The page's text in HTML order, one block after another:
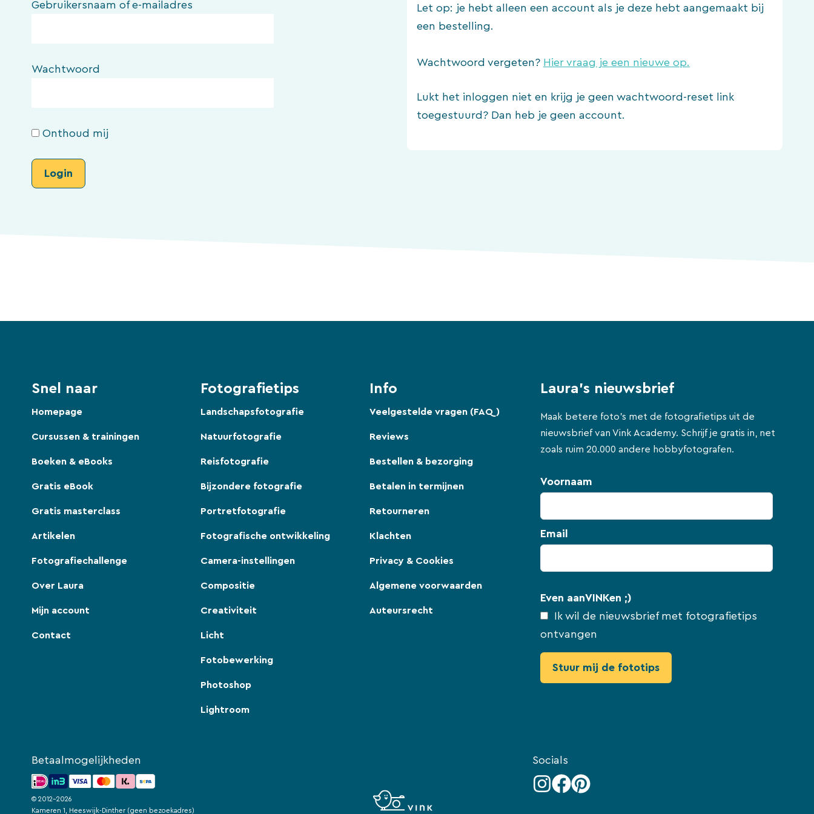
Gebruikersnaam of e-mailadres
Wachtwoord
Onthoud mij
Let op: je hebt alleen een account als je deze hebt aangemaakt bij
een bestelling.
Wachtwoord vergeten? Hier vraag je een nieuwe op.
Lukt het inloggen niet en krijg je geen wachtwoord-reset link
toegestuurd? Dan heb je geen account.
Snel naar
Homepage
Cursussen & trainingen
Boeken & eBooks
Gratis eBook
Gratis masterclass
Artikelen
Fotografiechallenge
Over Laura
Mijn account
Contact
Fotografietips
Landschapsfotografie
Natuurfotografie
Reisfotografie
Bijzondere fotografie
Portretfotografie
Fotografische ontwikkeling
Camera-instellingen
Compositie
Creativiteit
Licht
Fotobewerking
Photoshop
Lightroom
Info
Veelgestelde vragen (FAQ)
Reviews
Bestellen & bezorging
Betalen in termijnen
Retourneren
Klachten
Privacy & Cookies
Algemene voorwaarden
Auteursrecht
Laura's nieuwsbrief
Maak betere foto's met de fotografietips uit de
nieuwsbrief van Vink Academy. Schrijf je gratis in, net
zoals ruim 20.000 andere hobbyfotografen.
Voornaam
Email
Even aanVINKen ;)
Ik wil de nieuwsbrief met fotografietips
ontvangen
Betaalmogelijkheden
© 2012-2026
Kameren 1, Heeswijk-Dinther (geen bezoekadres)
Socials